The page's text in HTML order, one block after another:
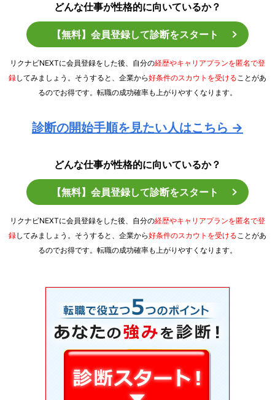
どんな仕事が性格的に向いているか？
【無料】会員登録して診断をスタート
リクナビNEXTに会員登録をした後、自分の経歴やキャリアプランを匿名で登
録してみましょう。そうすると、企業から好条件のスカウトを受けることがあ
るのでお得です。転職の成功確率も上がりやすくなります。
診断の開始手順を見たい人はこちら →
どんな仕事が性格的に向いているか？
【無料】会員登録して診断をスタート
リクナビNEXTに会員登録をした後、自分の経歴やキャリアプランを匿名で登
録してみましょう。そうすると、企業から好条件のスカウトを受けることがあ
るのでお得です。転職の成功確率も上がりやすくなります。